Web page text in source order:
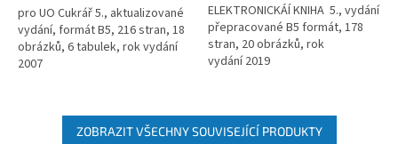
pro UO Cukrář 5., aktualizované
vydání, formát B5, 216 stran, 18
obrázků, 6 tabulek, rok vydání
2007
ELEKTRONICKÁÍ KNIHA 5., vydání
přepracované B5 formát, 178
stran, 20 obrázků, rok
vydání 2019
ZOBRAZIT VŠECHNY SOUVISEJÍCÍ PRODUKTY